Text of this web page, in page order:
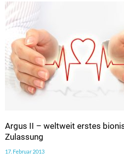
Argus II – weltweit erstes
Zulassung
17. Februar 2013